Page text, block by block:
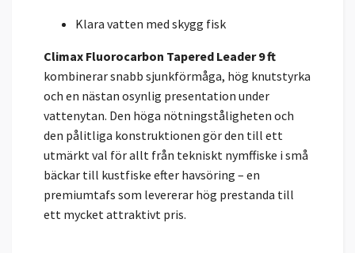
Klara vatten med skygg fisk
Climax Fluorocarbon Tapered Leader 9 ft
kombinerar snabb sjunkförmåga, hög knutstyrka
och en nästan osynlig presentation under
vattenytan. Den höga nötningståligheten och
den pålitliga konstruktionen gör den till ett
utmärkt val för allt från tekniskt nymffiske i små
bäckar till kustfiske efter havsöring – en
premiumtafs som levererar hög prestanda till
ett mycket attraktivt pris.